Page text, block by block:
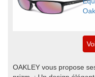
OAKLEY vous propose